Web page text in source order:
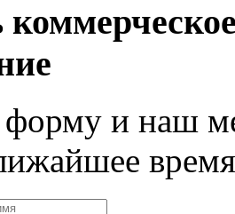
форму и наш
время